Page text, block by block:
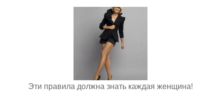
Эти правила должна знать каждая женщина!